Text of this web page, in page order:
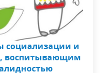
социализации и
воспитывающим